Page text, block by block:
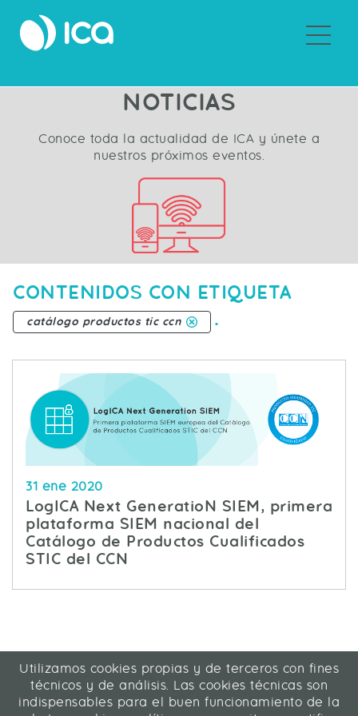
NOTICIAS
Conoce toda la actualidad de ICA y únete a
nuestros próximos eventos.
CONTENIDOS CON ETIQUETA
catálogo productos tic ccn .
31 ene 2020
LogICA Next GeneratioN SIEM, primera
plataforma SIEM nacional del
Catálogo de Productos Cualificados
STIC del CCN
ICA Informática y Comunicaciones Avanzadas SL
C/ La Rábida 27, 28039 Madrid
Utilizamos cookies propias y de terceros con fines
técnicos y de análisis. Las cookies técnicas son
indispensables para el buen funcionamiento de la